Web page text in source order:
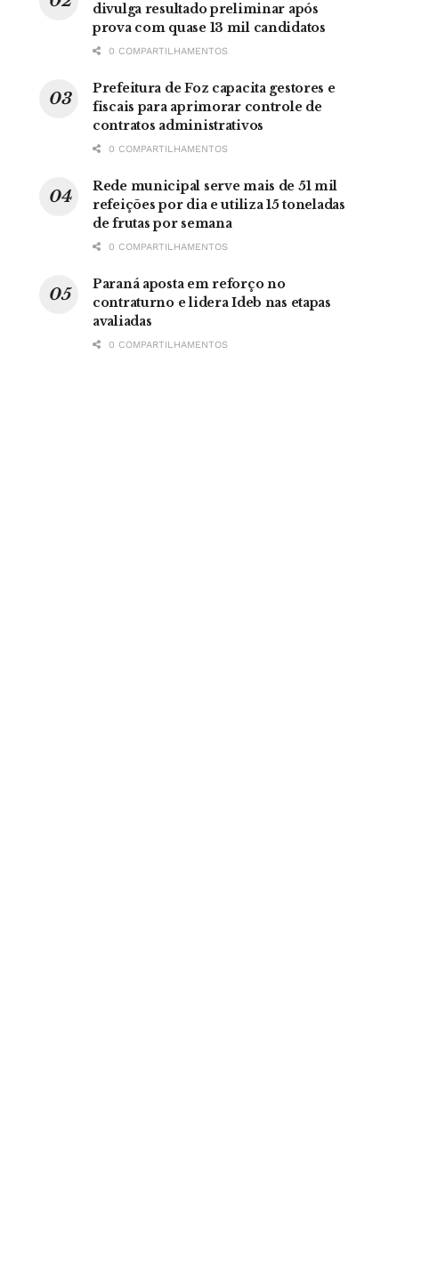
divulga resultado preliminar após
prova com quase 13 mil candidatos
0 COMPARTILHAMENTOS
Prefeitura de Foz capacita gestores e
fiscais para aprimorar controle de
contratos administrativos
0 COMPARTILHAMENTOS
Rede municipal serve mais de 51 mil
refeições por dia e utiliza 15 toneladas
de frutas por semana
0 COMPARTILHAMENTOS
Paraná aposta em reforço no
contraturno e lidera Ideb nas etapas
avaliadas
0 COMPARTILHAMENTOS